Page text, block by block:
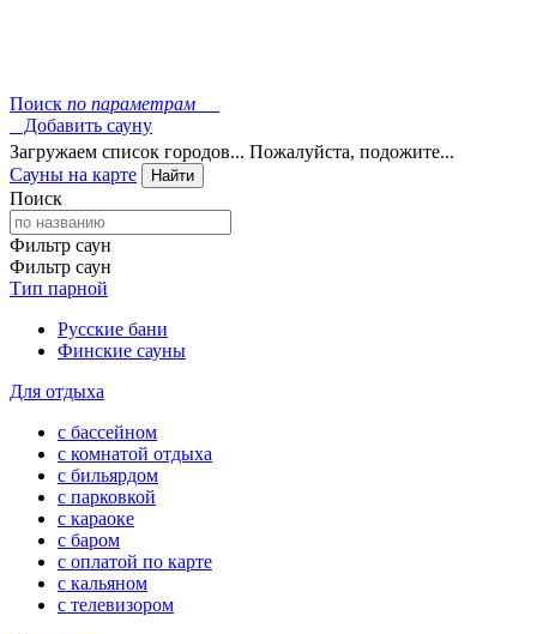
Поиск по параметрам
Добавить сауну
Загружаем список городов... Пожалуйста, подожите...
Сауны на карте
Найти
Поиск
Фильтр саун
Фильтр саун
Тип парной
Русские бани
Финские сауны
Для отдыха
с бассейном
с комнатой отдыха
с бильярдом
с парковкой
с караоке
с баром
с оплатой по карте
с кальяном
с телевизором